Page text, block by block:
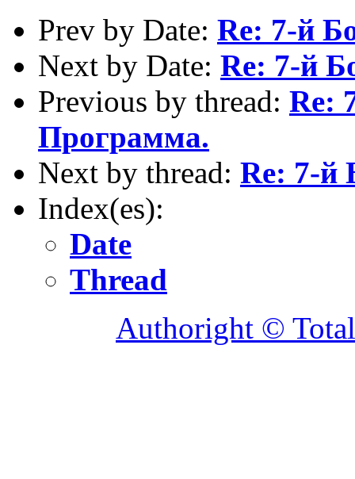
Prev by Date: Re: 7-й
Next by Date: Re: 7-й
Previous by thread: Re:
Программа.
Next by thread: Re: 7-й
Index(es):
Date
Thread
Authoright ©